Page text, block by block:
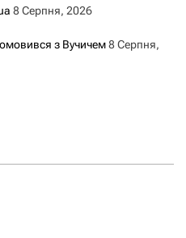
8 Серпня, 2026
з Вучичем8 Серпня,